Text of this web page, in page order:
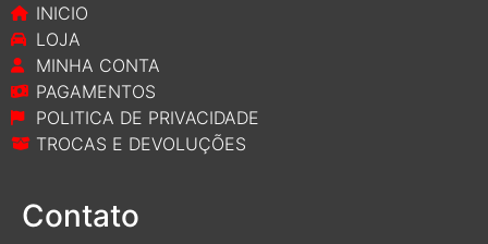
INICIO
LOJA
MINHA CONTA
PAGAMENTOS
POLITICA DE PRIVACIDADE
TROCAS E DEVOLUÇÕES
Contato